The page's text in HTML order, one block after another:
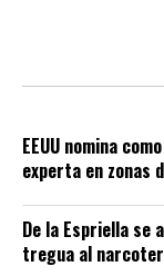
EEUU nomina
experta en zonas
De la Espriella se
tregua al